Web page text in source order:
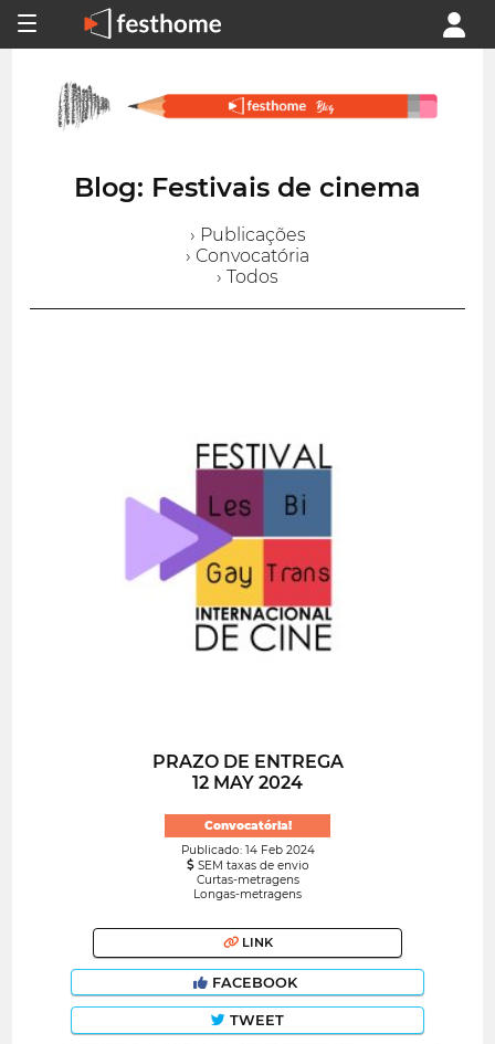
Blog: Festivais de cinema
› Publicações
› Convocatória
› Todos
PRAZO DE ENTREGA
12 MAY 2024
Convocatória!
Publicado: 14 Feb 2024
SEM taxas de envio
Curtas-metragens
Longas-metragens
LINK
FACEBOOK
TWEET